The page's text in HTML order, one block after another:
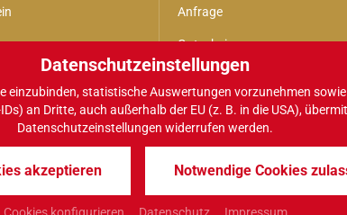
Datenschutzeinstellungen
einzubinden, statistische Auswertungen vorzunehmen
an Dritte, auch außerhalb der EU (z. B. in die USA),
Datenschutzeinstellungen widerrufen werden.
akzeptieren Notwendige Cookies
Anfrage
Gutscheine
COOKIES